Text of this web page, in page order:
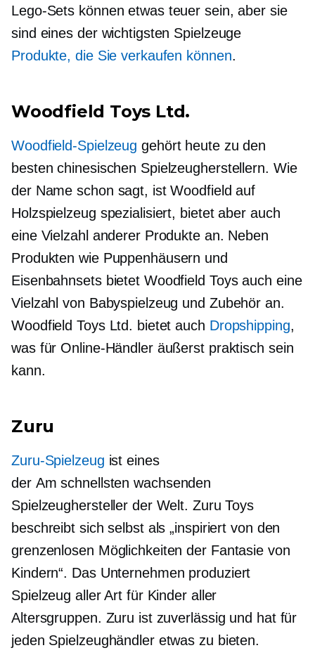
Lego-Sets können etwas teuer sein, aber sie
sind eines der wichtigsten Spielzeuge
Produkte, die Sie verkaufen können.
Woodfield Toys Ltd.
Woodfield-Spielzeug gehört heute zu den
besten chinesischen Spielzeugherstellern. Wie
der Name schon sagt, ist Woodfield auf
Holzspielzeug spezialisiert, bietet aber auch
eine Vielzahl anderer Produkte an. Neben
Produkten wie Puppenhäusern und
Eisenbahnsets bietet Woodfield Toys auch eine
Vielzahl von Babyspielzeug und Zubehör an.
Woodfield Toys Ltd. bietet auch Dropshipping,
was für Online-Händler äußerst praktisch sein
kann.
Zuru
Zuru-Spielzeug ist eines
der Am schnellsten wachsenden
Spielzeughersteller der Welt. Zuru Toys
beschreibt sich selbst als „inspiriert von den
grenzenlosen Möglichkeiten der Fantasie von
Kindern“. Das Unternehmen produziert
Spielzeug aller Art für Kinder aller
Altersgruppen. Zuru ist zuverlässig und hat für
jeden Spielzeughändler etwas zu bieten.